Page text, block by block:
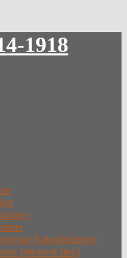
1918
Krigsdeltagere
(eksternt link)